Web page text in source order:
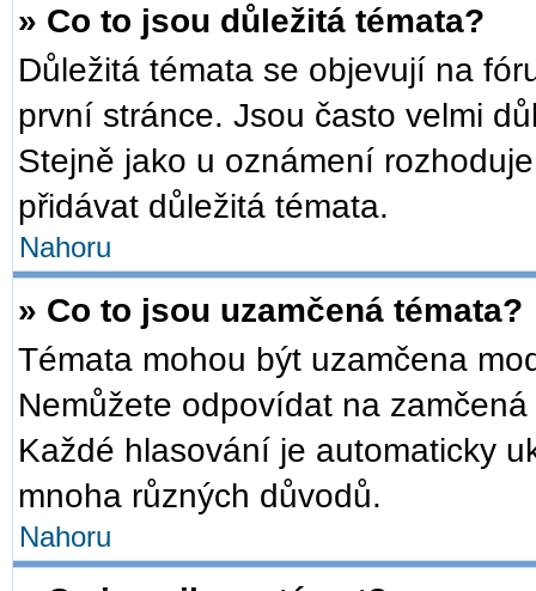
» Co to jsou důležitá témata?
Důležitá témata se objevují na
první stránce. Jsou často velmi
Stejně jako u oznámení
přidávat důležitá témata.
Nahoru
» Co to jsou uzamčená témata?
Témata mohou být uzamčena
Nemůžete odpovídat na
Každé hlasování je automaticky
mnoha různých důvodů.
Nahoru